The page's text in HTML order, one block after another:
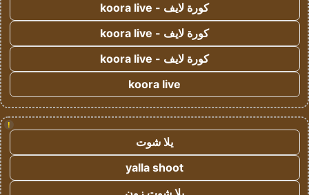
كورة لايف - koora live
كورة لايف - koora live
كورة لايف - koora live
koora live
!
يلا شوت
yalla shoot